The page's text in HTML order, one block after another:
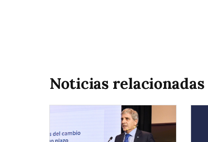
Noticias relacionadas